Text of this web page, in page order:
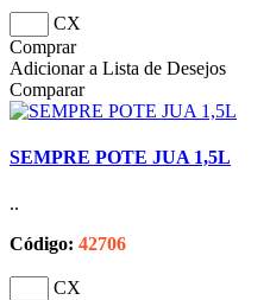
CX
Comprar
Adicionar a Lista de Desejos
Comparar
SEMPRE POTE JUA 1,5L
..
Código: 42706
CX